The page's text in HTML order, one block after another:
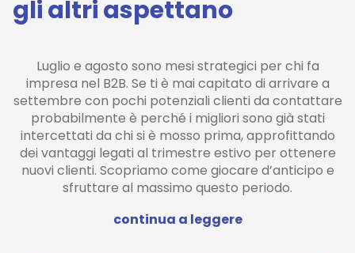
gli altri aspettano
Luglio e agosto sono mesi strategici per chi fa
impresa nel B2B. Se ti è mai capitato di arrivare a
settembre con pochi potenziali clienti da contattare
probabilmente è perché i migliori sono già stati
intercettati da chi si è mosso prima, approfittando
dei vantaggi legati al trimestre estivo per ottenere
nuovi clienti. Scopriamo come giocare d’anticipo e
sfruttare al massimo questo periodo.
continua a leggere